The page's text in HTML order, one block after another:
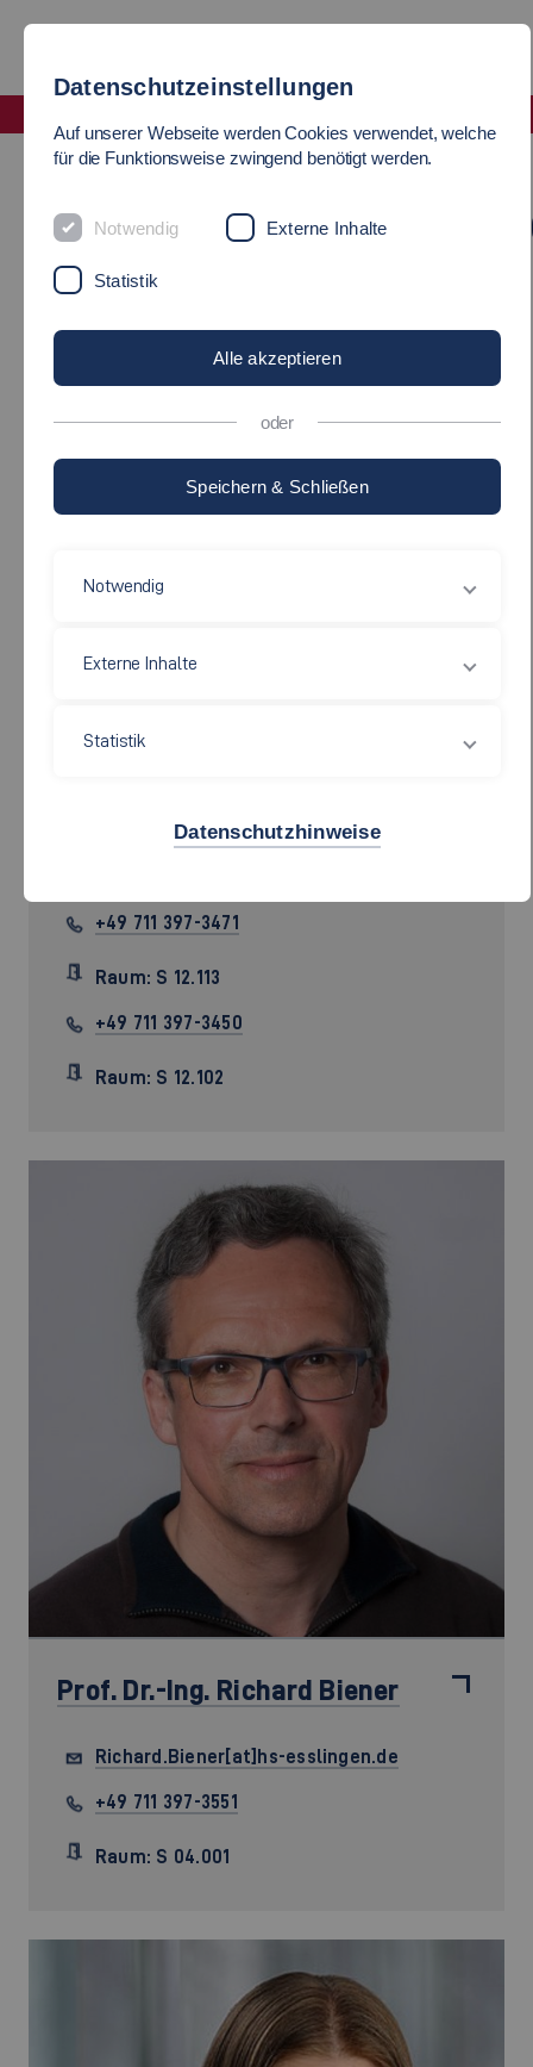
Praktikantenamtsleitung
+49 711 397-3471
Raum: S 12.113
+49 711 397-3450
Raum: S 12.102
Prof. Dr.-Ing. Richard Biener
Richard.Biener[at]hs-esslingen.de
+49 711 397-3551
Raum: S 04.001
Datenschutzeinstellungen
Auf unserer Webseite werden Cookies verwendet, welche
für die Funktionsweise zwingend benötigt werden.
Notwendig Externe Inhalte
Statistik
Alle akzeptieren
oder
Speichern & Schließen
Notwendig
Externe Inhalte
Statistik
Datenschutzhinweise